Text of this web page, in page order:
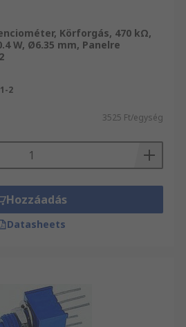
Körforgás, 470 kΩ,
W, Ø6.35 mm, Panelre
2
3525 Ft/egység
Hozzáadás
Datasheets